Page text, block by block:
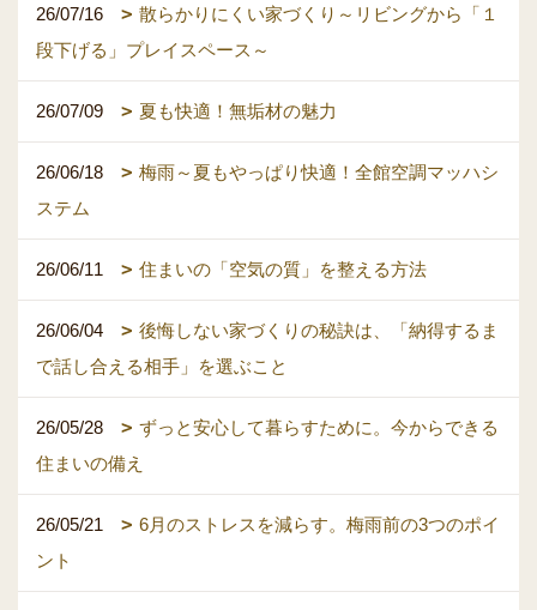
26/07/16
散らかりにくい家づくり～リビングから「１
段下げる」プレイスペース～
26/07/09 夏も快適！無垢材の魅力
26/06/18
梅雨～夏もやっぱり快適！全館空調マッハシ
ステム
26/06/11 住まいの「空気の質」を整える方法
26/06/04
後悔しない家づくりの秘訣は、「納得するま
で話し合える相手」を選ぶこと
26/05/28
ずっと安心して暮らすために。今からできる
住まいの備え
26/05/21
6月のストレスを減らす。梅雨前の3つのポイ
ント